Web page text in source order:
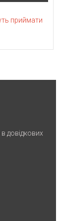
приймати
довідкових